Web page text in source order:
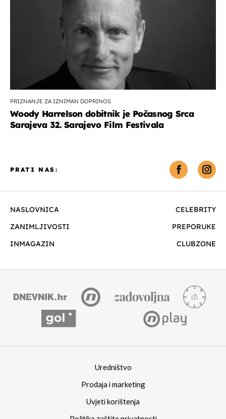
PRIZNANJE ZA IZNIMAN DOPRINOS
Woody Harrelson dobitnik je Počasnog Srca
Sarajeva 32. Sarajevo Film Festivala
NASLOVNICA
CELEBRITY
ZANIMLJIVOSTI
PREPORUKE
INMAGAZIN
CLUBZONE
PRATI NAS:
Uredništvo
Prodaja i marketing
Uvjeti korištenja